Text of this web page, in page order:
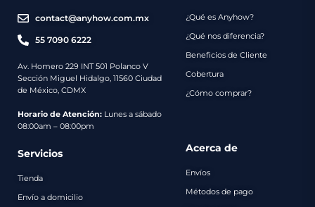
contact@anyhow.com.mx
55 7090 6222
Av. Homero 229 INT 501 Polanco V
Sección Miguel Hidalgo, 11560 Ciudad
de México, CDMX
Horario de Atención: Lunes a sábado
08:00am – 08:00pm
¿Qué es Anyhow?
¿Qué nos diferencia?
Beneficios de Cliente
Cobertura
¿Cómo comprar?
Servicios
Tienda
Envío a domicilio
Acerca de
Envíos
Métodos de pago
Envíos
Métodos
de
Contacto